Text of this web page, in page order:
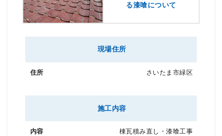
る漆喰について
現場住所
さいたま市緑区
施工内容
棟瓦積み直し・漆喰工事